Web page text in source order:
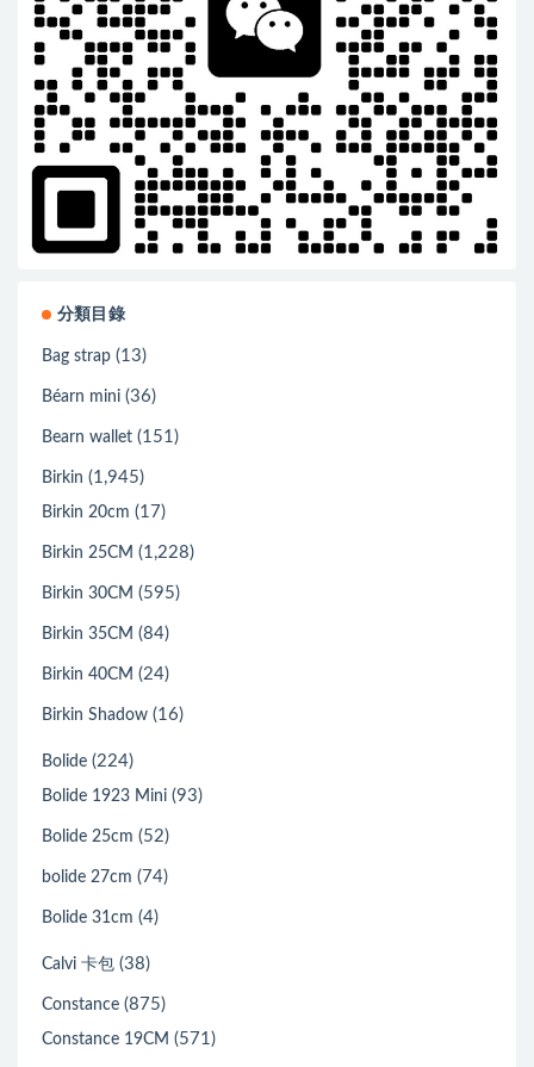
分類目錄
Bag strap (13)
Béarn mini (36)
Bearn wallet (151)
Birkin (1,945)
Birkin 20cm (17)
Birkin 25CM (1,228)
Birkin 30CM (595)
Birkin 35CM (84)
Birkin 40CM (24)
Birkin Shadow (16)
Bolide (224)
Bolide 1923 Mini (93)
Bolide 25cm (52)
bolide 27cm (74)
Bolide 31cm (4)
Calvi 卡包 (38)
Constance (875)
Constance 19CM (571)